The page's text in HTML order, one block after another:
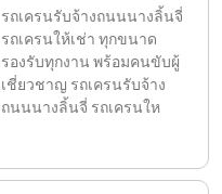
รถเครนรับจ้างถนนนางลิ้นจี่
รถเครนให้เช่า ทุกขนาด
รองรับทุกงาน พร้อมคนขับผู้
เชี่ยวชาญ รถเครนรับจ้าง
ถนนนางลิ้นจี่ รถเครนให